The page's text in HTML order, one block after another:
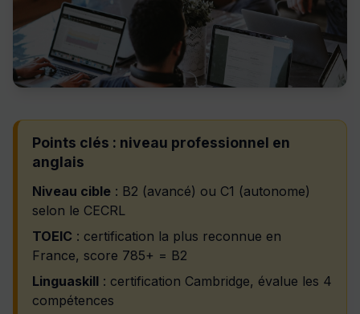
Points clés : niveau professionnel en
anglais
Niveau cible : B2 (avancé) ou C1 (autonome)
selon le CECRL
TOEIC : certification la plus reconnue en
France, score 785+ = B2
Linguaskill : certification Cambridge, évalue les 4
compétences